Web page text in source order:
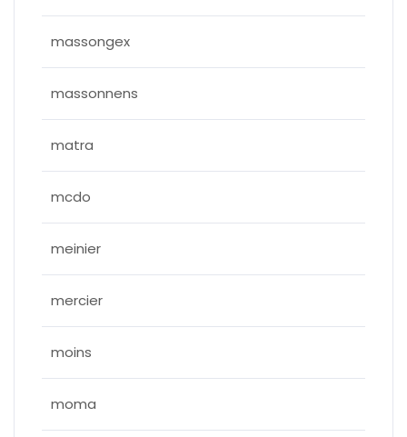
massongex
massonnens
matra
mcdo
meinier
mercier
moins
moma